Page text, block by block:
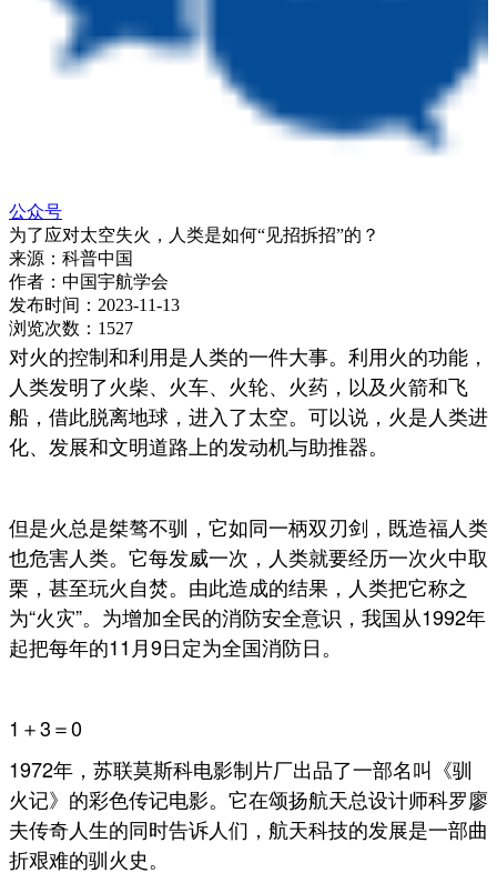
公众号
为了应对太空失火，人类是如何“见招拆招”的？
来源： 科普中国
作者： 中国宇航学会
发布时间： 2023-11-13
浏览次数： 1527
对火的控制和利用是人类的一件大事。利用火的功能，
人类发明了火柴、火车、火轮、火药，以及火箭和飞
船，借此脱离地球，进入了太空。可以说，火是人类进
化、发展和文明道路上的发动机与助推器。
但是火总是桀骜不驯，它如同一柄双刃剑，既造福人类
也危害人类。它每发威一次，人类就要经历一次火中取
栗，甚至玩火自焚。由此造成的结果，人类把它称之
为“火灾”。为增加全民的消防安全意识，我国从1992年
起把每年的11月9日定为全国消防日。
1＋3＝0
1972年，苏联莫斯科电影制片厂出品了一部名叫《驯
火记》的彩色传记电影。它在颂扬航天总设计师科罗廖
夫传奇人生的同时告诉人们，航天科技的发展是一部曲
折艰难的驯火史。